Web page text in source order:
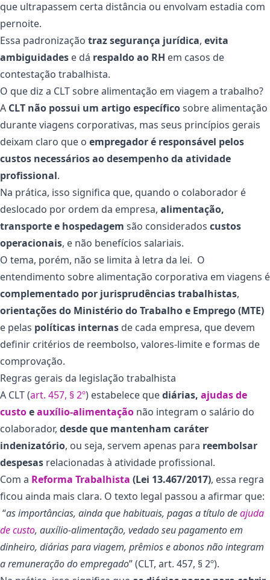
que ultrapassem certa distância ou envolvam estadia com
pernoite.
Essa padronização traz segurança jurídica, evita
ambiguidades e dá respaldo ao RH em casos de
contestação trabalhista.
O que diz a CLT sobre alimentação em viagem a trabalho?
A CLT não possui um artigo específicosobre alimentação
durante viagens corporativas, mas seus princípios gerais
deixam claro que o empregador é responsável pelos
custos necessários ao desempenho da atividade
profissional.
Na prática, isso significa que, quando o colaborador é
deslocado por ordem da empresa, alimentação,
transporte e hospedagem são considerados custos
operacionais, e não benefícios salariais.
O tema, porém, não se limita à letra da lei. O
entendimento sobre alimentação corporativa em viagens é
complementado por jurisprudências trabalhistas,
orientações do Ministério do Trabalho e Emprego (MTE)
e pelas políticas internas de cada empresa, que devem
definir critérios de reembolso, valores-limite e formas de
comprovação.
Regras gerais da legislação trabalhista
A CLT (art. 457, § 2º) estabelece quediárias, ajudas de
custoeauxílio-alimentação não integram o salário do
colaborador, desde que mantenham caráter
indenizatório, ou seja, servem apenas para reembolsar
despesas relacionadas à atividade profissional.
Com a Reforma Trabalhista (Lei 13.467/2017), essa regra
ficou ainda mais clara. O texto legal passou a afirmar que:
“as importâncias, ainda que habituais, pagas a título deajuda
de custo, auxílio-alimentação, vedado seu pagamento em
dinheiro, diárias para viagem, prêmios e abonos não integram
a remuneração do empregado” (CLT, art. 457, § 2º).